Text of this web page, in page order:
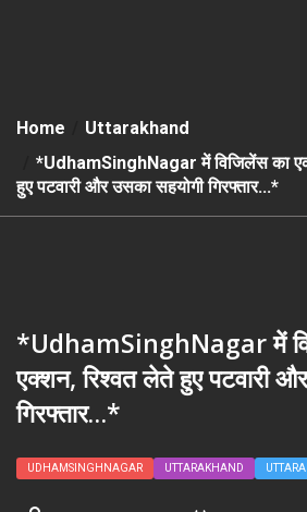
Home
Uttarakhand
*UdhamSinghNagar में विजिलेंस का
हुए पटवारी और उसका सहयोगी गिरफ्तार…*
*UdhamSinghNagar में
एक्शन, रिश्वत लेते हुए पटवारी
गिरफ्तार…*
UDHAMSINGHNAGAR UTTARAKHAND